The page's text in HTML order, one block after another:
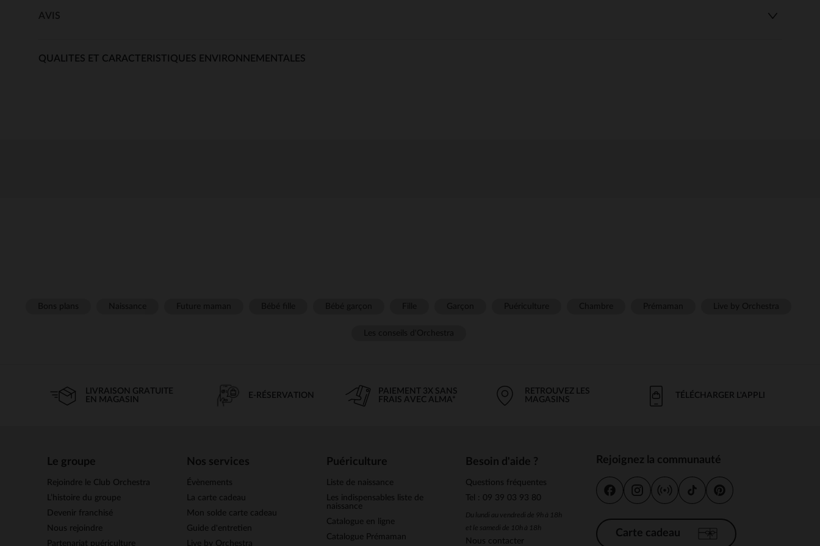
AVIS
QUALITES ET CARACTERISTIQUES ENVIRONNEMENTALES
LIVRAISON GRATUITE
EN MAGASIN
E-RÉSERVATION
PAIEMENT 3X SANS
FRAIS AVEC ALMA*
RETROUVEZ LES
MAGASINS
TÉLÉCHARGER L'APPLI
Le groupe
Rejoindre le Club Orchestra
L’histoire du groupe
Devenir franchisé
Nous rejoindre
Partenariat puériculture
Nos services
Évènements
La carte cadeau
Mon solde carte cadeau
Guide d'entretien
Live by Orchestra
Puériculture
Liste de naissance
Les indispensables liste de
naissance
Catalogue en ligne
Catalogue Prémaman
Besoin d'aide ?
Questions fréquentes
Tel : 09 39 03 93 80
Du lundi au vendredi de 9h à 18h
et le samedi de 10h à 18h
Nous contacter
Rejoignez la communauté
Carte cadeau